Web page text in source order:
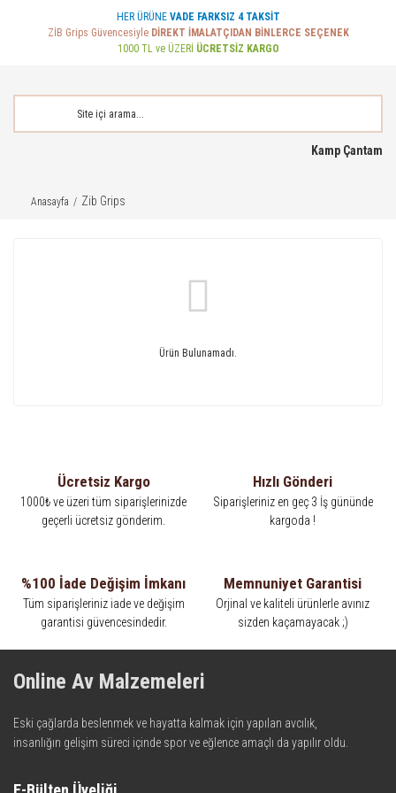
HER ÜRÜNE VADE FARKSIZ 4 TAKSİT
ZİB Grips Güvencesiyle DİREKT İMALATÇIDAN BİNLERCE SEÇENEK
1000 TL ve ÜZERİ ÜCRETSİZ KARGO
Kamp Çantam
Anasayfa Zib Grips
Ürün Bulunamadı.
Ücretsiz Kargo
1000₺ ve üzeri tüm siparişlerinizde
geçerli ücretsiz gönderim.
Hızlı Gönderi
Siparişleriniz en geç 3 İş gününde
kargoda !
%100 İade Değişim İmkanı
Tüm siparişleriniz iade ve değişim
garantisi güvencesindedir.
Memnuniyet Garantisi
Orjinal ve kaliteli ürünlerle avınız
sizden kaçamayacak ;)
Online Av Malzemeleri
Eski çağlarda beslenmek ve hayatta kalmak için yapılan avcılık,
insanlığın gelişim süreci içinde spor ve eğlence amaçlı da yapılır oldu.
teknolojinin dokunuşuyla av malzemelerinde en iyisini meydana